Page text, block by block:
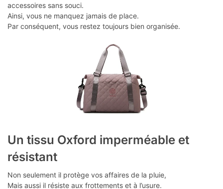
accessoires sans souci.
Ainsi, vous ne manquez jamais de place.
Par conséquent, vous restez toujours bien organisée.
Un tissu Oxford imperméable et
résistant
Non seulement il protège vos affaires de la pluie,
Mais aussi il résiste aux frottements et à l’usure.